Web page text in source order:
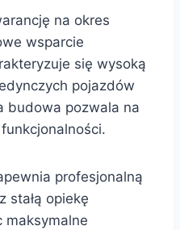
na okres
wsparcie
się wysoką
pojazdów
budowa pozwala na
profesjonalną
stałą opiekę
maksymalne